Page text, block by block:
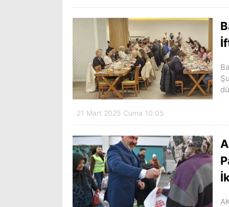
21 Mart 2025 Cuma 10:05